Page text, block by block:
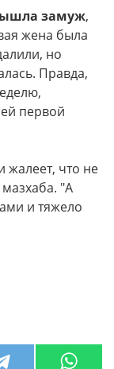
замуж,
жена была
но
Правда,
первой
жалеет, что не
"А
и тяжело